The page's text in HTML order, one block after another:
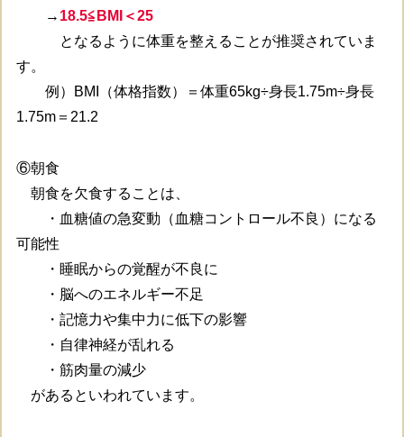
→ 18.5≦BMI＜25
となるように体重を整えることが推奨されていま
す。
例）BMI（体格指数）＝体重65kg÷身長1.75m÷身長
1.75m＝21.2
⑥朝食
朝食を欠食することは、
・血糖値の急変動（血糖コントロール不良）になる
可能性
・睡眠からの覚醒が不良に
・脳へのエネルギー不足
・記憶力や集中力に低下の影響
・自律神経が乱れる
・筋肉量の減少
があるといわれています。